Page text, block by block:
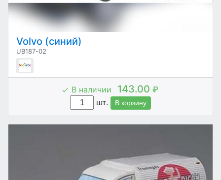
Volvo (синий)
UB187-02
В наличии 143.00 ₽
шт.
В корзину